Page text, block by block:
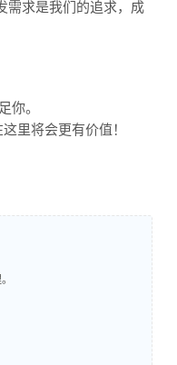
需求是我们的追求，成
你。
里将会更有价值！